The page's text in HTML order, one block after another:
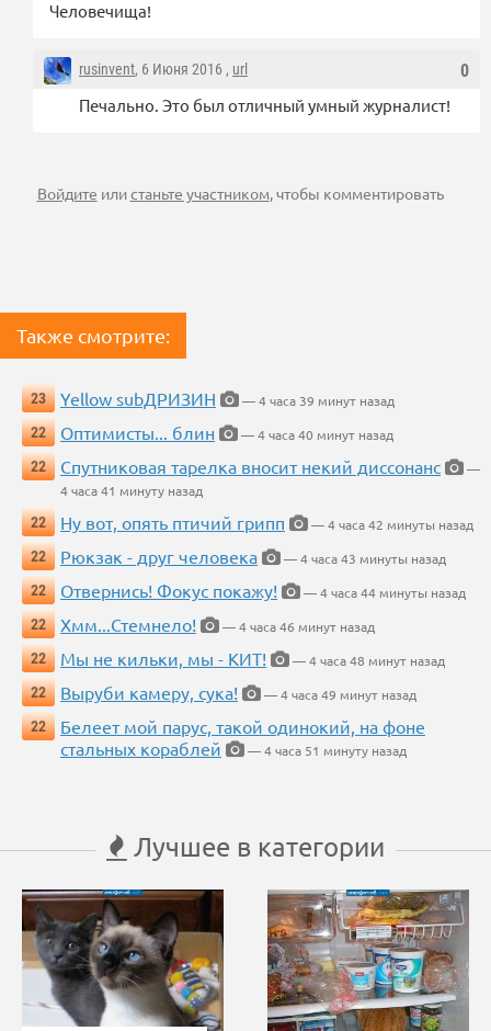
Человечища!
0
rusinvent, 6 Июня 2016 , url
Печально. Это был отличный умный журналист!
Войдите илистаньте участником, чтобы комментировать
Также смотрите:
23 Yellow subДРИЗИН
— 4 часа 39 минут назад
22
Оптимисты... блин
— 4 часа 40 минут назад
22
Спутниковая тарелка вносит некий диссонанс
—
4 часа 41 минуту назад
22
Ну вот, опять птичий грипп
— 4 часа 42 минуты назад
22
Рюкзак - друг человека
— 4 часа 43 минуты назад
22
Отвернись! Фокус покажу!
— 4 часа 44 минуты назад
22
Хмм...Стемнело!
— 4 часа 46 минут назад
22
Мы не кильки, мы - КИТ!
— 4 часа 48 минут назад
22
Выруби камеру, сука!
— 4 часа 49 минут назад
22
Белеет мой парус, такой одинокий, на фоне
стальных кораблей
— 4 часа 51 минуту назад
Лучшее в категории